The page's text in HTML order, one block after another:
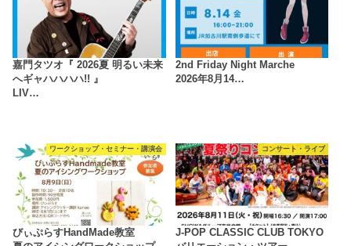
嘉門タツオ『 2026夏 明るい未来
へギャハハハハ!! 』
LIV…
2nd Friday Night Marche
2026年8月14…
ワークショップ・セミナー・講演会
びぃぷらすHandMade教室
コンサート・ライブ
J-POP CLASSIC CLUB TOKYO